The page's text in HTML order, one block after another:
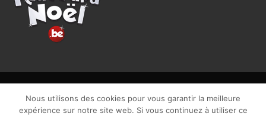
CGU| Vie privée| TVA : BE0840965749 | Site web réalisé par
Nous utilisons des cookies pour vous garantir la meilleure
expérience sur notre site web. Si vous continuez à utiliser ce